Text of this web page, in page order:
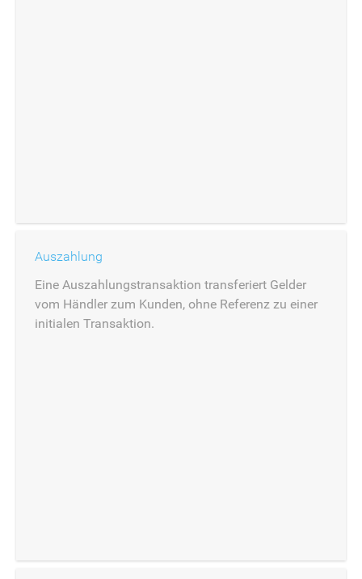
Auszahlung
Eine Auszahlungstransaktion transferiert Gelder
vom Händler zum Kunden, ohne Referenz zu einer
initialen Transaktion.